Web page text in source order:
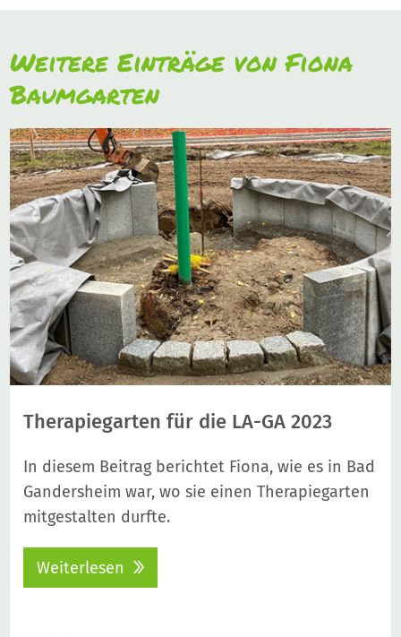
Weitere Einträge von Fiona
Baumgarten
Therapiegarten für die LA-GA 2023
In diesem Beitrag berichtet Fiona, wie es in Bad
Gandersheim war, wo sie einen Therapiegarten
mitgestalten durfte.
Weiterlesen